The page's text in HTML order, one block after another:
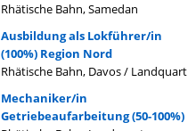
Rhätische Bahn, Samedan
Ausbildung als Lokführer/in
(100%) Region Nord
Rhätische Bahn, Davos / Landquart
Mechaniker/in
Getriebeaufarbeitung (50-100%)